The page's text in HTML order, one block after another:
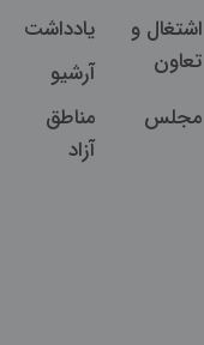
اشتغال و
تعاون
یادداشت
آرشیو
مجلس
مناطق
آزاد